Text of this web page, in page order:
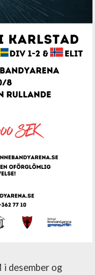
desember og